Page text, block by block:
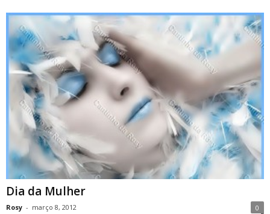
Dia da Mulher
Rosy - março 8, 2012 0